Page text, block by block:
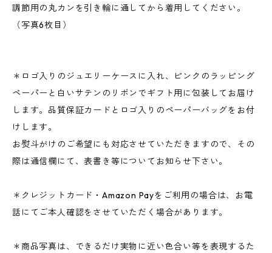
調節用の丸カンを引き輪に通してから着用してください。
（写真6枚目）
＊ロゴ入りのジュエリーケースに入れ、ピンクのラッピング
ペーパーと白いサテンのリボンでギフト用に包装してお届け
します。品質保証カードとロゴ入りのペーパーバッグをお付
けします。
お熨斗がけのご希望にも対応させていただきますので、その
際は通信欄にて、表書き等についてお知らせ下さい。
＊クレジットカード・Amazon Payをご利用の場合は、お電
話にてご本人確認をさせていただく場合があります。
＊商品写真は、できるだけ実物に近い色合い等を表現するた